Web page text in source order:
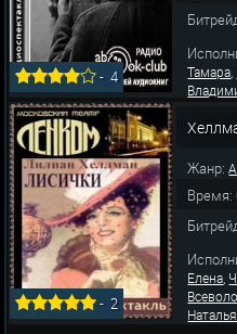
-4
Тамара,
Шешко
-2
Жанр:
Время:
Елена,
Наталья